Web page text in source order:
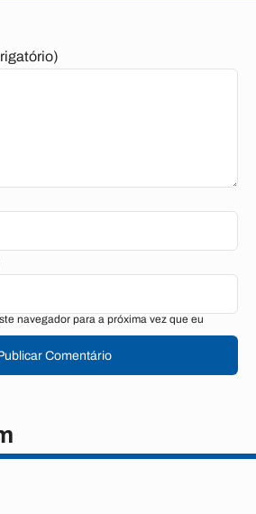
navegador para a próxima vez que eu
Comentário